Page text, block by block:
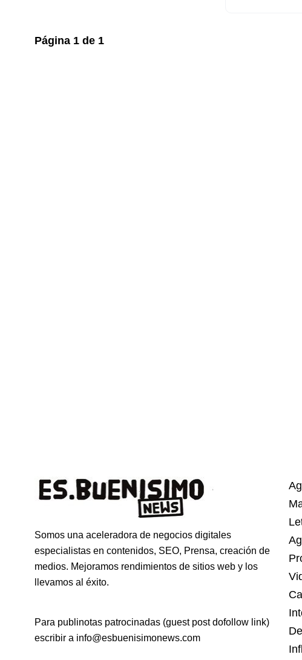
Página 1 de 1
Somos una aceleradora de negocios digitales
especialistas en contenidos, SEO, Prensa, creación de
medios. Mejoramos rendimientos de sitios web y los
llevamos al éxito.
Para publinotas patrocinadas (guest post dofollow link)
escribir a info@esbuenisimonews.com